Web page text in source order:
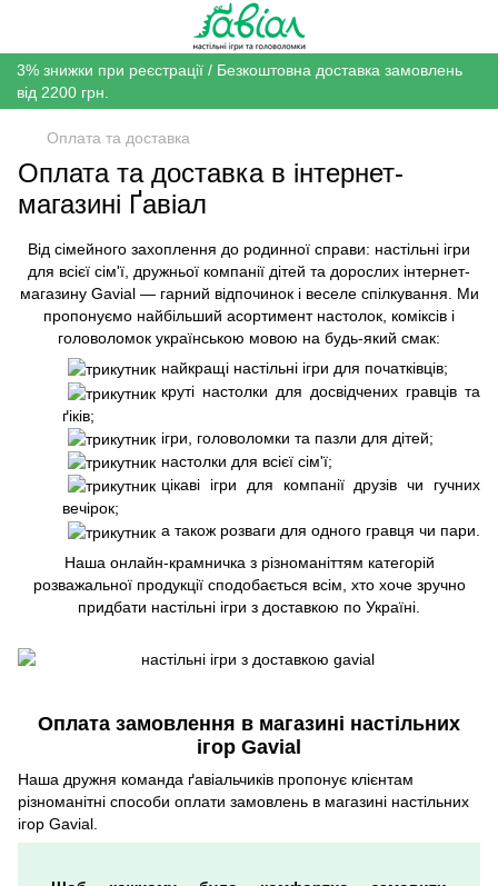
3% знижки при реєстрації / Безкоштовна доставка замовлень
від 2200 грн.
Оплата та доставка
Оплата та доставка в інтернет-
магазині Ґавіал
Від сімейного захоплення до родинної справи: настільні ігри
для всієї сім'ї, дружньої компанії дітей та дорослих інтернет-
магазину Gavial — гарний відпочинок і веселе спілкування. Ми
пропонуємо найбільший асортимент настолок, коміксів і
головоломок українською мовою на будь-який смак:
найкращі настільні ігри для початківців;
круті настолки для досвідчених гравців та
ґіків;
ігри, головоломки та пазли для дітей;
настолки для всієї сім'ї;
цікаві ігри для компанії друзів чи гучних
вечірок;
а також розваги для одного гравця чи пари.
Наша онлайн-крамничка з різноманіттям категорій
розважальної продукції сподобається всім, хто хоче зручно
придбати настільні ігри з доставкою по Україні.
Оплата замовлення в магазині настільних
ігор Gavial
Наша дружня команда ґавіальчиків пропонує клієнтам
різноманітні способи оплати замовлень в магазині настільних
ігор Gavial.